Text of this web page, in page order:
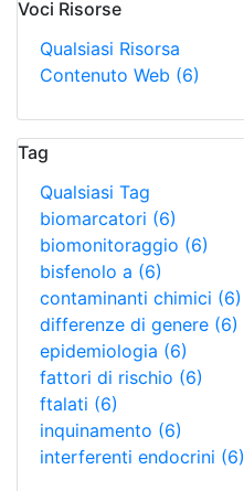
Voci Risorse
Qualsiasi Risorsa
Contenuto Web (6)
Tag
Qualsiasi Tag
biomarcatori (6)
biomonitoraggio (6)
bisfenolo a (6)
contaminanti chimici (6)
differenze di genere (6)
epidemiologia (6)
fattori di rischio (6)
ftalati (6)
inquinamento (6)
interferenti endocrini (6)